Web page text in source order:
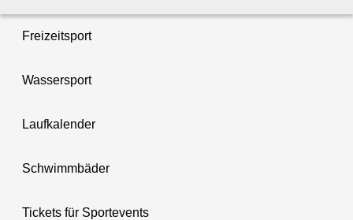
Freizeitsport
Wassersport
Laufkalender
Schwimmbäder
Tickets für Sportevents